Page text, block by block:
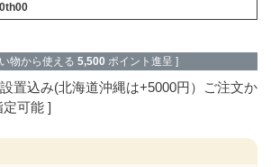
物から使える 5,500 ポイント進呈 ]
置込み(北海道沖縄は+5000円）ご注文か
定可能